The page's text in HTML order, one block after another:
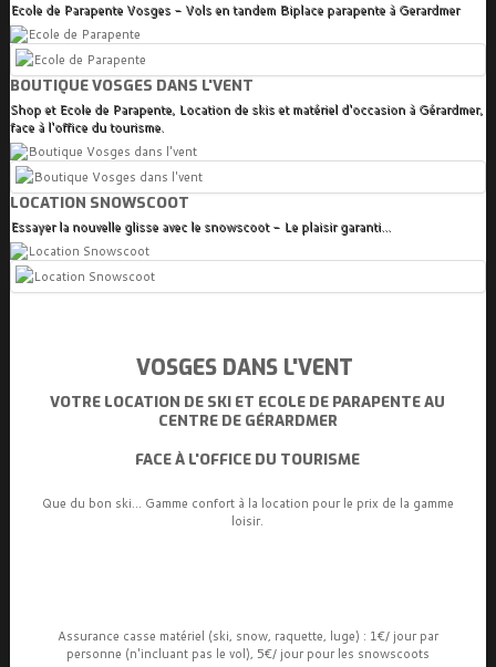
Ecole de Parapente Vosges - Vols en tandem Biplace parapente à Gerardmer
BOUTIQUE VOSGES DANS L'VENT
Shop et Ecole de Parapente, Location de skis et matériel d'occasion à Gérardmer,
face à l'office du tourisme.
LOCATION SNOWSCOOT
Essayer la nouvelle glisse avec le snowscoot - Le plaisir garanti...
VOSGES DANS L'VENT
VOTRE LOCATION DE SKI ET ECOLE DE PARAPENTE AU
CENTRE DE GÉRARDMER
FACE À L'OFFICE DU TOURISME
Que du bon ski... Gamme confort à la location pour le prix de la gamme
loisir.
Assurance casse matériel (ski, snow, raquette, luge) : 1€/ jour par
personne (n'incluant pas le vol), 5€/ jour pour les snowscoots